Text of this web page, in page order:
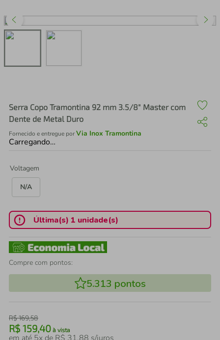
Serra Copo Tramontina 92 mm 3.5/8" Master com
Dente de Metal Duro
Fornecido e entregue porVia Inox Tramontina
Carregando…
Voltagem
N/A
Última(s) 1 unidade(s)
Compre com pontos:
5.313 pontos
R$169,58
R$ 159,40 à vista
3º perfume